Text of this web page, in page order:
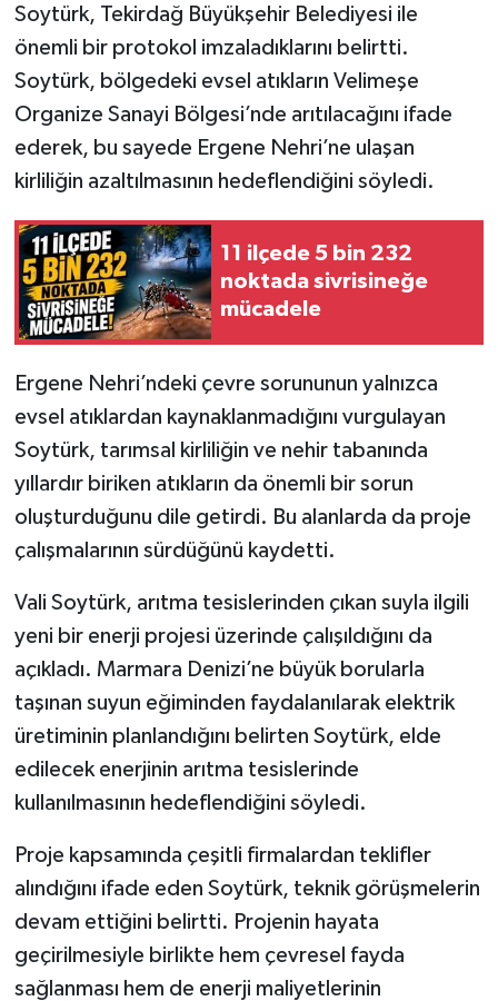
Soytürk, Tekirdağ Büyükşehir Belediyesi ile
önemli bir protokol imzaladıklarını belirtti.
Soytürk, bölgedeki evsel atıkların Velimeşe
Organize Sanayi Bölgesi’nde arıtılacağını ifade
ederek, bu sayede Ergene Nehri’ne ulaşan
kirliliğin azaltılmasının hedeflendiğini söyledi.
11 ilçede 5 bin 232
noktada sivrisineğe
mücadele
Ergene Nehri’ndeki çevre sorununun yalnızca
evsel atıklardan kaynaklanmadığını vurgulayan
Soytürk, tarımsal kirliliğin ve nehir tabanında
yıllardır biriken atıkların da önemli bir sorun
oluşturduğunu dile getirdi. Bu alanlarda da proje
çalışmalarının sürdüğünü kaydetti.
Vali Soytürk, arıtma tesislerinden çıkan suyla ilgili
yeni bir enerji projesi üzerinde çalışıldığını da
açıkladı. Marmara Denizi’ne büyük borularla
taşınan suyun eğiminden faydalanılarak elektrik
üretiminin planlandığını belirten Soytürk, elde
edilecek enerjinin arıtma tesislerinde
kullanılmasının hedeflendiğini söyledi.
Proje kapsamında çeşitli firmalardan teklifler
alındığını ifade eden Soytürk, teknik görüşmelerin
devam ettiğini belirtti. Projenin hayata
geçirilmesiyle birlikte hem çevresel fayda
sağlanması hem de enerji maliyetlerinin